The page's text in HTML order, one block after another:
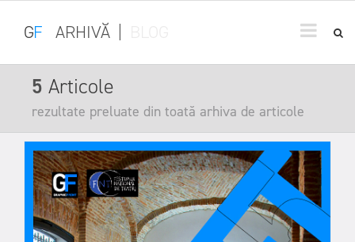
GF ARHIVĂ
5 Articole
rezultate preluate din toată arhiva de articole